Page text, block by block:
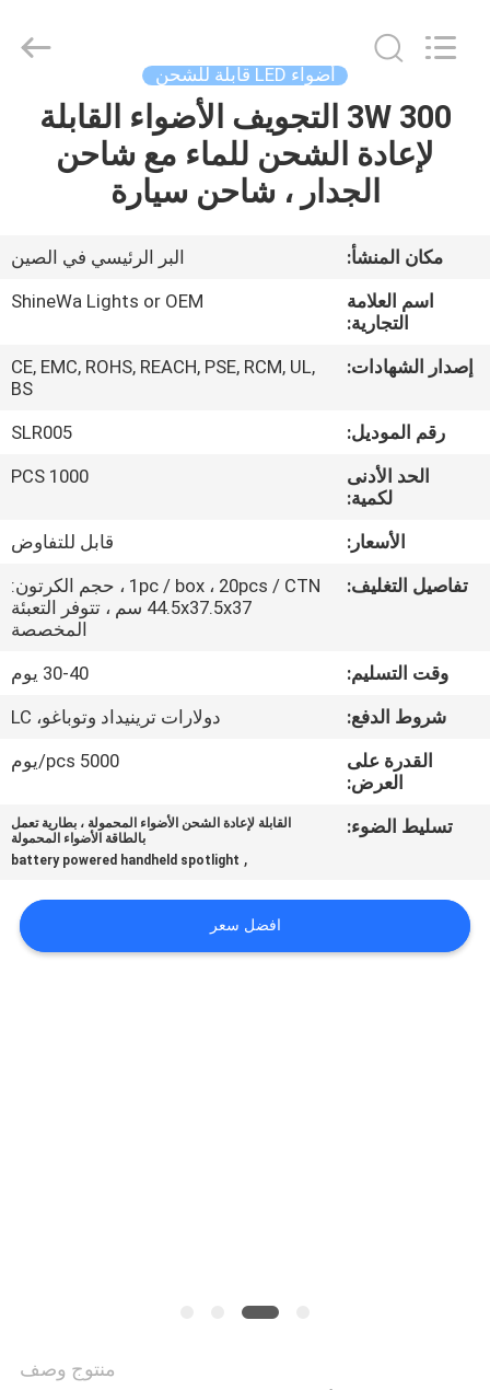
المنزل
المنتجات
فيديوهات
المصنع
مراقبة
الجودة
أخبار
القضايا
خريطة
الموقع
Reserved.
أضواء LED قابلة للشحن
3W 300 التجويف الأضواء القابلة
لإعادة الشحن للماء مع شاحن
الجدار ، شاحن سيارة
مكان المنشأ:
البر الرئيسي في الصين
اسم العلامة
التجارية:
ShineWa Lights or OEM
إصدار الشهادات:
CE, EMC, ROHS, REACH, PSE, RCM, UL,
BS
رقم الموديل:
SLR005
الحد الأدنى
لكمية:
1000 PCS
الأسعار:
قابل للتفاوض
تفاصيل التغليف:
1pc / box ، 20pcs / CTN ، حجم الكرتون:
44.5x37.5x37 سم ، تتوفر التعبئة
المخصصة
وقت التسليم:
30-40 يوم
شروط الدفع:
دولارات ترينيداد وتوباغو، LC
القدرة على
العرض:
5000 pcs/يوم
تسليط الضوء:
القابلة لإعادة الشحن الأضواء المحمولة ، بطارية تعمل
بالطاقة الأضواء المحمولة
,
battery powered handheld spotlight
افضل سعر
منتوج وصف